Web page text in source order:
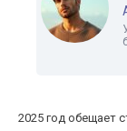
2025 год обещает